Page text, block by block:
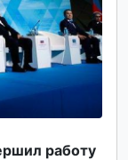
работу